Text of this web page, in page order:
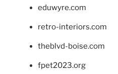
eduwyre.com
retro-interiors.com
theblvd-boise.com
fpet2023.org